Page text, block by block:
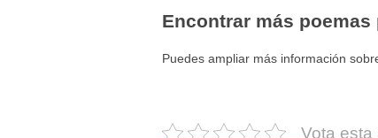
Encontrar más poemas
Puedes ampliar más información
Vota esta